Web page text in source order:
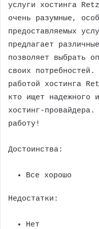
услуги хостинга
очень разумные,
предоставляемых
предлагает
позволяет выбрать
своих
работой хостинга
кто ищет надежного
хостинг-
работу!
Достоинства:
Все хорошо
Недостатки:
Нет